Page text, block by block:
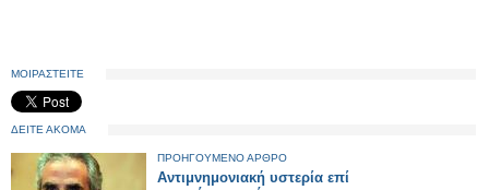
ΜΟΙΡΑΣΤΕΙΤΕ
ΔΕΙΤΕ ΑΚΟΜΑ
ΠΡΟΗΓΟΥΜΕΝΟ ΑΡΘΡΟ
Αντιμνημονιακή υστερία επί